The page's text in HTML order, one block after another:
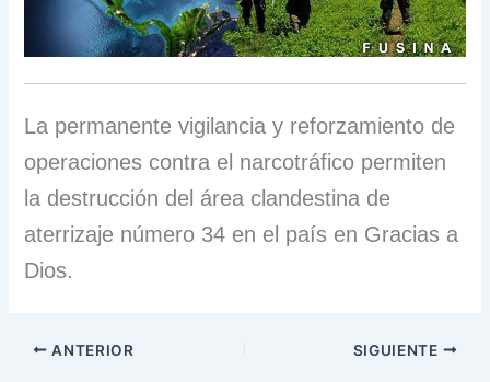
La permanente vigilancia y reforzamiento de
operaciones contra el narcotráfico permiten
la destrucción del área clandestina de
aterrizaje número 34 en el país en Gracias a
Dios.
ANTERIOR SIGUIENTE